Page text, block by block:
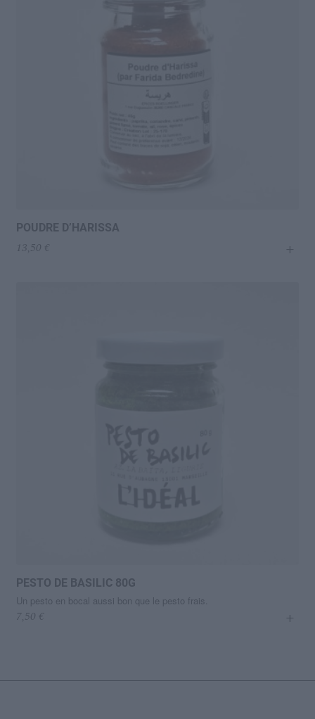
POUDRE D’HARISSA
13,50 € +
PESTO DE BASILIC 80G
Un pesto en bocal aussi bon que le pesto frais.
7,50 € +